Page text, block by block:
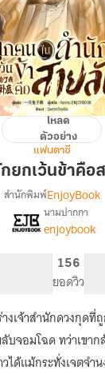
โหลด
ตัวอย่าง
แฟนตาซี
ยกเว้นข้าคือ
เรื่อง
ทุก
คนใน
สำนัก
ยกเว้น
ข้า
คือ
สายลับ
สำนักพิมพ์EnjoyBook
นามปากกา
enjoybook
156
ยอดวิว
างเจ้าสำนักดวงกุด
บจอมโฉด ทว่าเขา
วได้แม้กระทั่งเจตจำ